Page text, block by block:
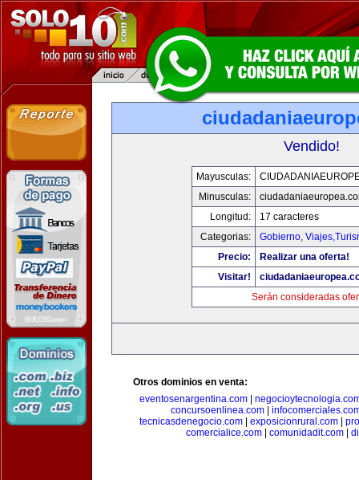
Vendido!
Mayusculas:
Minusculas:
Longitud:
17 caracteres
Categorias:
Gobierno,
Precio:
Realizar una oferta!
Visitar!
Serán consideradas
Otros dominios en venta:
eventosenargentina.com
concursoenlinea.com|
tecnicasdenegocio.com
exposicionrural.com
comercialice.com| comunidadit.com|